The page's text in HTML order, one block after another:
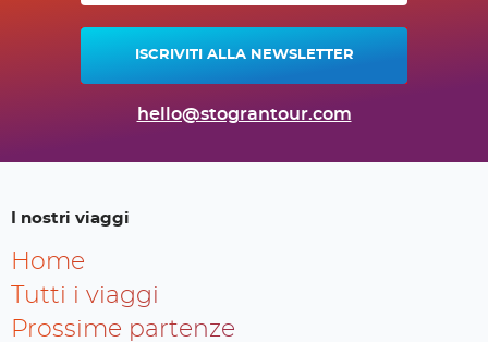
ISCRIVITI ALLA NEWSLETTER
hello@stograntour.com
I nostri viaggi
Home
Tutti i viaggi
Prossime partenze